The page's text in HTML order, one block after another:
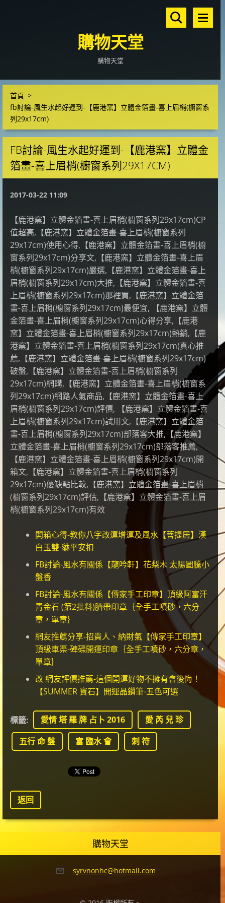
購物天堂
購物天堂
首頁 >
fb討論-風生水起好運到-【鹿港窯】立體金箔畫-喜上眉梢(櫥窗系
列29x17cm)
FB討論-風生水起好運到-【鹿港窯】立體金
箔畫-喜上眉梢(櫥窗系列29X17CM)
2017-03-22 11:09
【鹿港窯】立體金箔畫-喜上眉梢(櫥窗系列29x17cm)CP
值超高,【鹿港窯】立體金箔畫-喜上眉梢(櫥窗系列
29x17cm)使用心得,【鹿港窯】立體金箔畫-喜上眉梢(櫥
窗系列29x17cm)分享文,【鹿港窯】立體金箔畫-喜上眉
梢(櫥窗系列29x17cm)嚴選,【鹿港窯】立體金箔畫-喜上
眉梢(櫥窗系列29x17cm)大推,【鹿港窯】立體金箔畫-喜
上眉梢(櫥窗系列29x17cm)那裡買,【鹿港窯】立體金箔
畫-喜上眉梢(櫥窗系列29x17cm)最便宜, 【鹿港窯】立體
金箔畫-喜上眉梢(櫥窗系列29x17cm)心得分享,【鹿港
窯】立體金箔畫-喜上眉梢(櫥窗系列29x17cm)熱銷,【鹿
港窯】立體金箔畫-喜上眉梢(櫥窗系列29x17cm)真心推
薦,【鹿港窯】立體金箔畫-喜上眉梢(櫥窗系列29x17cm)
破盤,【鹿港窯】立體金箔畫-喜上眉梢(櫥窗系列
29x17cm)網購,【鹿港窯】立體金箔畫-喜上眉梢(櫥窗系
列29x17cm)網路人氣商品,【鹿港窯】立體金箔畫-喜上
眉梢(櫥窗系列29x17cm)評價, 【鹿港窯】立體金箔畫-喜
上眉梢(櫥窗系列29x17cm)試用文,【鹿港窯】立體金箔
畫-喜上眉梢(櫥窗系列29x17cm)部落客大推,【鹿港窯】
立體金箔畫-喜上眉梢(櫥窗系列29x17cm)部落客推薦,
【鹿港窯】立體金箔畫-喜上眉梢(櫥窗系列29x17cm)開
箱文,【鹿港窯】立體金箔畫-喜上眉梢(櫥窗系列
29x17cm)優缺點比較,【鹿港窯】立體金箔畫-喜上眉梢
(櫥窗系列29x17cm)評估,【鹿港窯】立體金箔畫-喜上眉
梢(櫥窗系列29x17cm)有效
開箱心得-教你八字改運增運及風水【菩提居】漢
白玉雙-貅平安扣
FB討論-風水有關係【龍吟軒】花梨木 太陽圖騰小
盤香
FB討論-風水有關係【傳家手工印章】頂級阿富汗
青金石 (第2批料)臍帶印章｛全手工噴砂，六分
章，單章｝
網友推薦分享-招貴人、納財氣【傳家手工印章】
頂級車渠-硨磲開運印章｛全手工噴砂，六分章，
單章｝
改 網友評價推薦-這個開運好物不擁有會後悔！
【SUMMER 寶石】開運晶鑽筆-五色可選
標籤: 愛情 塔 羅 牌 占卜 2016
愛 芮 兒 珍
五行 命 盤
富 臨水 會 刺 符
返回
購物天堂
syrvnonhc@hotmail.com